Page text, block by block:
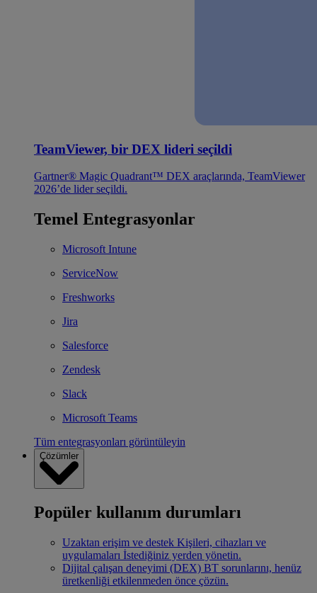
TeamViewer, bir DEX lideri seçildi
Gartner® Magic Quadrant™ DEX araçlarında, TeamViewer
2026’de lider seçildi.
Temel Entegrasyonlar
Microsoft Intune
ServiceNow
Freshworks
Jira
Salesforce
Zendesk
Slack
Microsoft Teams
Tüm entegrasyonları görüntüleyin
Çözümler
Popüler kullanım durumları
Uzaktan erişim ve destek Kişileri, cihazları ve
uygulamaları İstediğiniz yerden yönetin.
Dijital çalışan deneyimi (DEX) BT sorunlarını, henüz
üretkenliği etkilenmeden önce çözün.